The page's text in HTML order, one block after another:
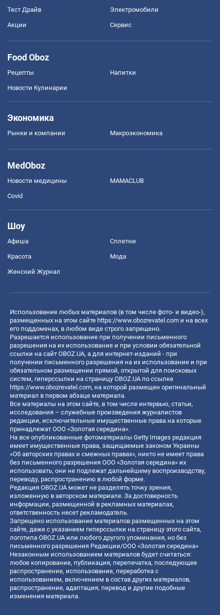
Тест Драйв Электромобили
Акции Сервис
Food Oboz
Рецепты Напитки
Новости Кулинарии
Экономика
Рынки и компании Mакроэкономика
MedOboz
Новости медицины MAMACLUB
Covid
Шоу
Афиша Сплетни
Красота Мода
Женский Журнал
Использование любых материалов (в том числе фото- и видео-),
размещенных на этом сайте https://www.obozrevatel.com и на всех
его поддоменах, в любом виде строго запрещено.
Разрешается использование при получении письменного
разрешения на их использование и при условии обязательной
ссылки на сайт OBOZ.UA, а для интернет-изданий - при
получении письменного разрешения на их использование и при
обязательном размещении прямой, открытой для поисковых
систем, гиперссылки на страницу OBOZ.UA по ссылке
https://www.obozrevatel.com, на которой размещен оригинальный
материал в первом абзаце материала.
Все материалы на этом сайте, в том числе интервью, статьи,
исследования – служебные произведения журналистов
редакции, исключительные имущественные права на которые
принадлежат ООО «Золотая середина».
На все опубликованные фотоматериалы Getty Images редакция
имеет имущественные права, защищаемые законом Украины
«Об авторских правах и смежных правах», никто не имеет права
без письменного разрешения ООО «Золотая середина» их
использовать, они не подлежат дальнейшему воспроизводству,
переводу, распространению в любой форме.
Редакция OBOZ.UA может не разделять точку зрения,
изложенную в авторском материале. За достоверность
информации, размещенной в рекламных материалах,
ответственность несет рекламодатель.
Запрещено использование материалов размещенных на этом
сайте, даже с указанием гиперссылки на страницу этого сайта,
логотипа OBOZ.UA или любого другого упоминания, но без
письменного разрешения Редакции/ООО «Золотая середина»
Незаконным использованием материалов будет считаться:
любое копирование, публикация, перепечатка, последующее
распространение, использование, переработка с
использованием, включением в состав других материалов,
распространение, адаптация, перевод и другие подобные
изменения материала.